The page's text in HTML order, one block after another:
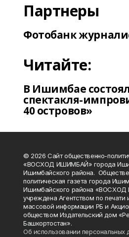
Партнеры
Фотобанк
Читайте:
В Ишимбае
спектакля-
40 островов»
© 2026 Сайт общественно-
«ВОСХОД ИШИМБАЙ» города
Ишимбайского района.
политическая газета города
Ишимбайского района
учреждена Агентством по печати
массовой информации РБ и
обществом Издательский дом
Башкортостан».
Об использовании персональных